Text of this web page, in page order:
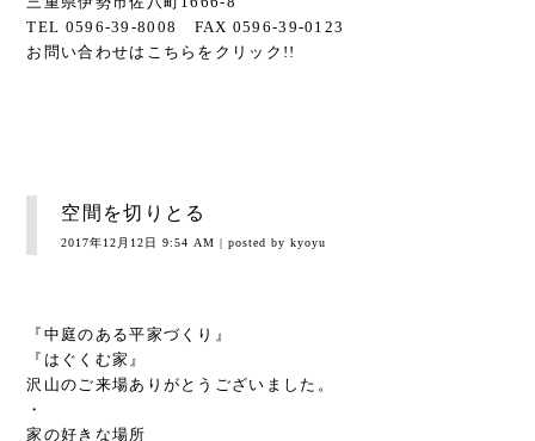
TEL 0596-39-8008 FAX 0596-39-0123
お問い合わせは こちら をクリック!!
空間を切りとる
2017年12月12日 9:54 AM | posted by kyoyu
『中庭のある平家づくり』
『はぐくむ家』
沢山のご来場ありがとうございました。
・
家の好きな場所